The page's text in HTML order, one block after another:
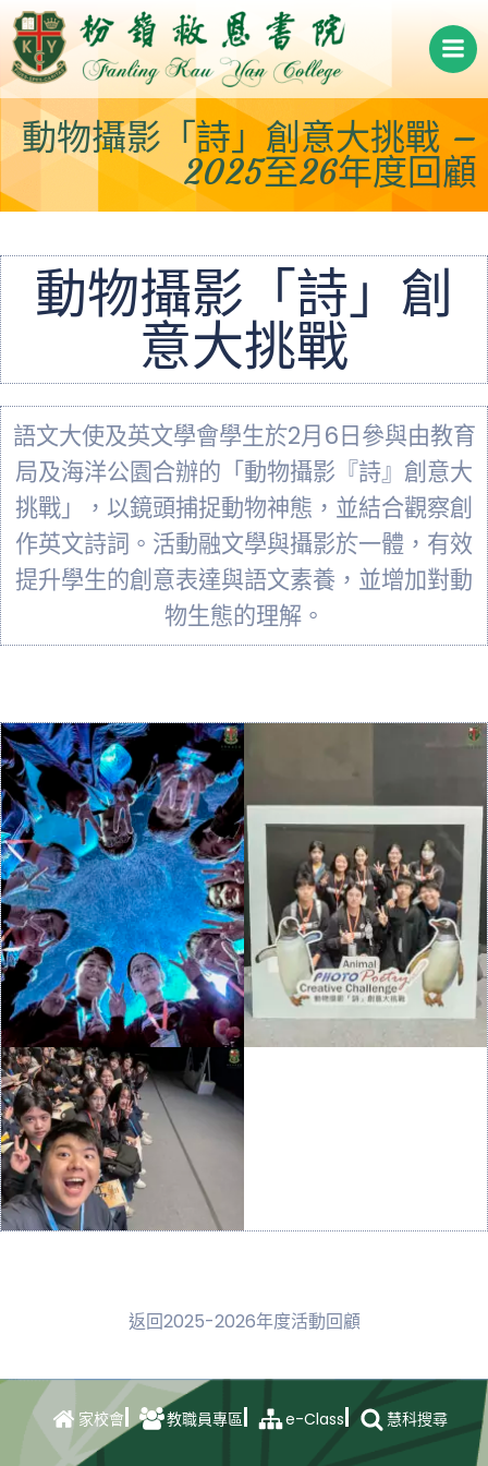
Skip
to
content
動物攝影「詩」創意大挑戰 –
2025至26年度回顧
動物攝影「詩」創
意大挑戰
語文大使及英文學會學生於2月6日參與由教育
局及海洋公園合辦的「動物攝影『詩』創意大
挑戰」，以鏡頭捕捉動物神態，並結合觀察創
作英文詩詞。活動融文學與攝影於一體，有效
提升學生的創意表達與語文素養，並增加對動
物生態的理解。
返回2025-2026年度活動回顧
家校會 教職員專區 e-Class 慧科搜尋